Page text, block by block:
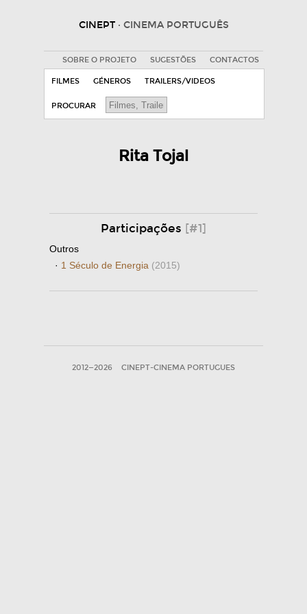
CINEPT · CINEMA PORTUGUÊS
SOBRE O PROJETO SUGESTÕES CONTACTOS
FILMES GÉNEROS TRAILERS/VIDEOS
PROCURAR
Rita Tojal
Participações [#1]
Outros
· 1 Século de Energia (2015)
2012—2026 CINEPT-CINEMA PORTUGUES